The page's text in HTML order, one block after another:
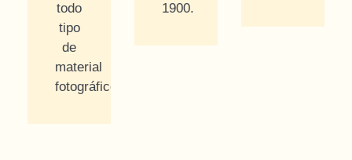
todo
tipo
de
material
fotográfico.
1900.